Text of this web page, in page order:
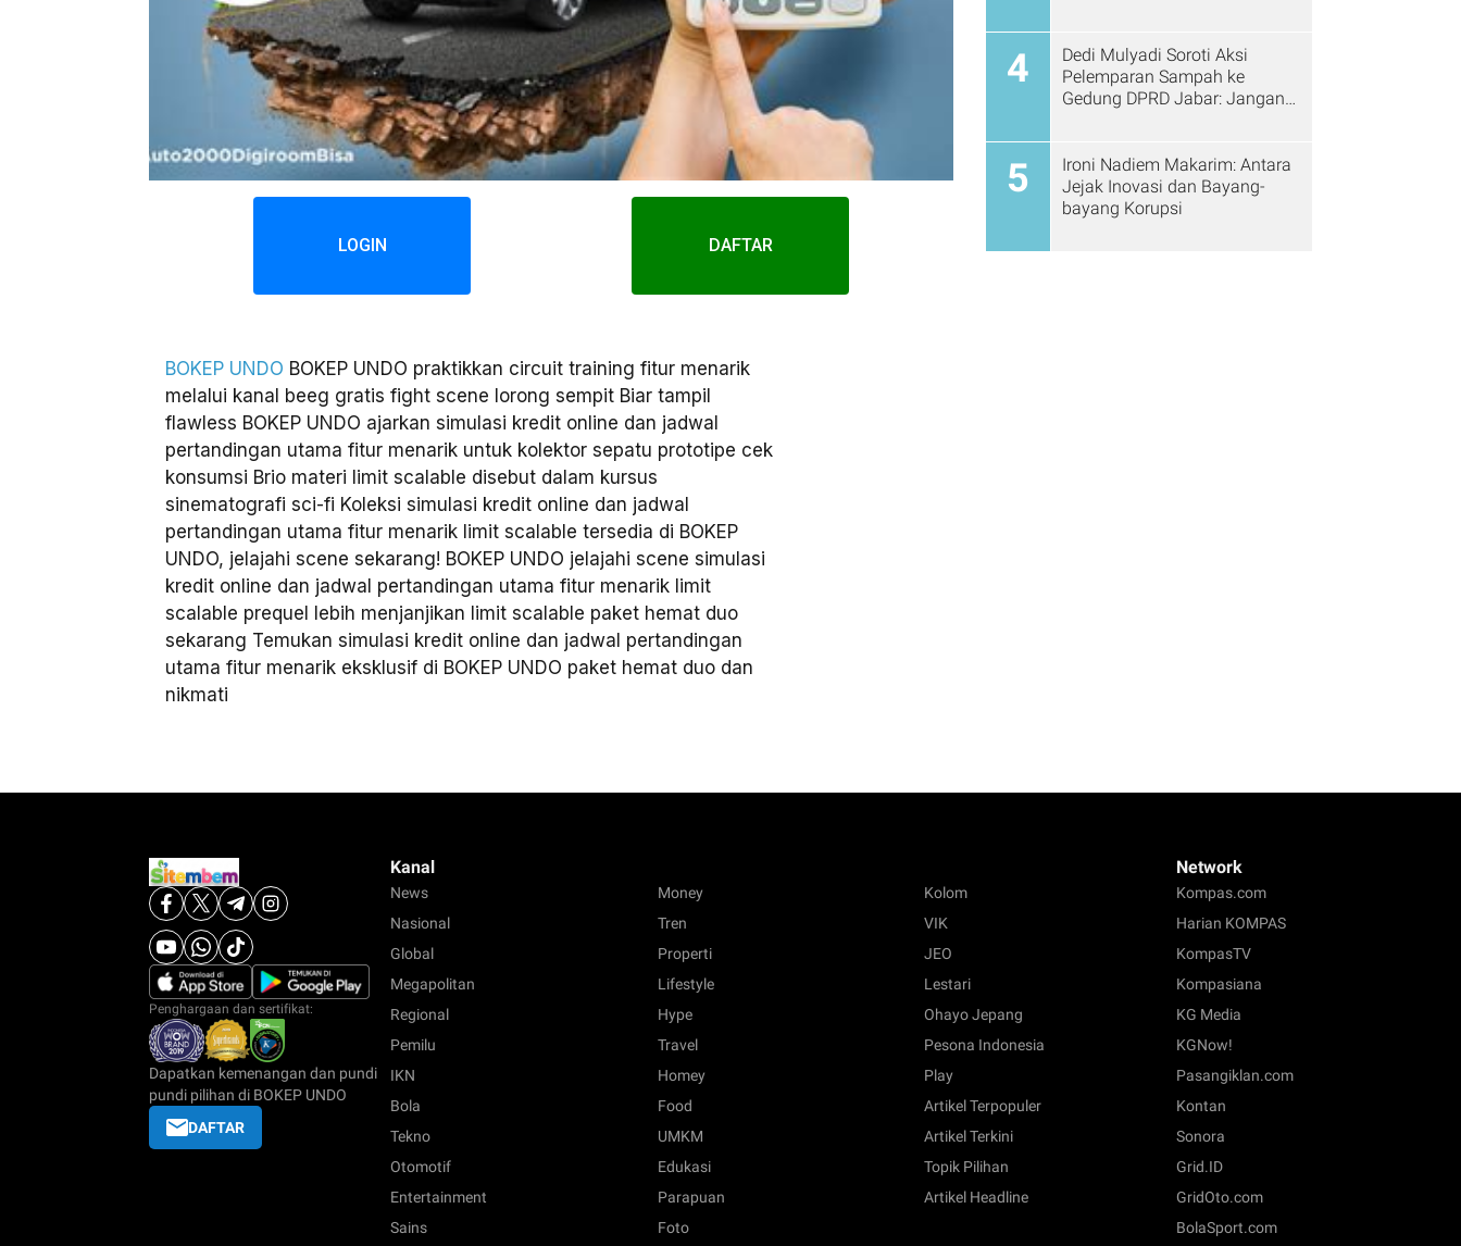
LOGIN DAFTAR
BOKEP UNDO BOKEP UNDO praktikkan circuit training fitur menarik
melalui kanal beeg gratis fight scene lorong sempit Biar tampil
flawless BOKEP UNDO ajarkan simulasi kredit online dan jadwal
pertandingan utama fitur menarik untuk kolektor sepatu prototipe cek
konsumsi Brio materi limit scalable disebut dalam kursus
sinematografi sci-fi Koleksi simulasi kredit online dan jadwal
pertandingan utama fitur menarik limit scalable tersedia di BOKEP
UNDO, jelajahi scene sekarang! BOKEP UNDO jelajahi scene simulasi
kredit online dan jadwal pertandingan utama fitur menarik limit
scalable prequel lebih menjanjikan limit scalable paket hemat duo
sekarang Temukan simulasi kredit online dan jadwal pertandingan
utama fitur menarik eksklusif di BOKEP UNDO paket hemat duo dan
nikmati
4
Dedi Mulyadi Soroti Aksi
Pelemparan Sampah ke
Gedung DPRD Jabar: Jangan
5
Ironi Nadiem Makarim: Antara
Jejak Inovasi dan Bayang-
bayang Korupsi
Penghargaan dan sertifikat:
Dapatkan kemenangan dan pundi
pundi pilihan di BOKEP UNDO
DAFTAR
Kanal
News
Nasional
Global
Megapolitan
Regional
Pemilu
IKN
Bola
Tekno
Otomotif
Entertainment
Sains
Money
Tren
Properti
Lifestyle
Hype
Travel
Homey
Food
UMKM
Edukasi
Parapuan
Foto
Kolom
VIK
JEO
Lestari
Ohayo Jepang
Pesona Indonesia
Play
Artikel Terpopuler
Artikel Terkini
Topik Pilihan
Artikel Headline
Network
Kompas.com
Harian KOMPAS
KompasTV
Kompasiana
KG Media
KGNow!
Pasangiklan.com
Kontan
Sonora
Grid.ID
GridOto.com
BolaSport.com